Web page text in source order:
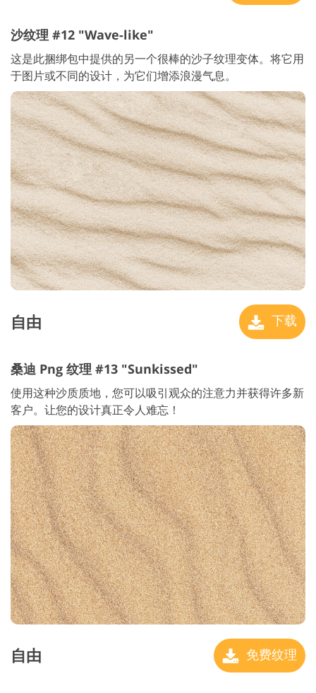
沙纹理 #12 "Wave-like"
这是此捆绑包中提供的另一个很棒的沙子纹理变体。将它用
于图片或不同的设计，为它们增添浪漫气息。
自由 下载
桑迪 Png 纹理 #13 "Sunkissed"
使用这种沙质质地，您可以吸引观众的注意力并获得许多新
客户。让您的设计真正令人难忘！
自由 免费纹理